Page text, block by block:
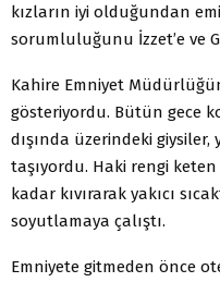
kızların iyi olduğundan
sorumluluğunu İzzet’e ve
Kahire Emniyet
gösteriyordu. Bütün gece
dışında üzerindeki
taşıyordu. Haki rengi
kadar kıvırarak yakıcı
soyutlamaya çalıştı.
Emniyete gitmeden önce